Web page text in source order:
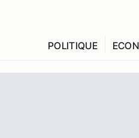
POLITIQUE